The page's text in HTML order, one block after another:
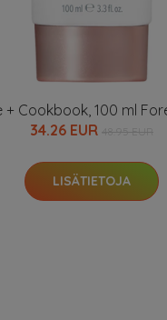
+ Cookbook, 100 ml
34.26 EUR
LISÄTIETOJA